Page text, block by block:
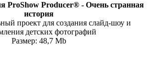
ProShow Producer® - Очень странная
история
проект для создания слайд-шоу и
детских фотографий
Размер: 48,7 Mb